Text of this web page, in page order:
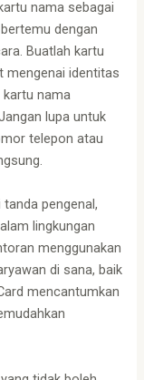
nama sebagai
dengan
Buatlah kartu
mengenai identitas
kartu nama
lupa untuk
telepon atau
pengenal,
lingkungan
menggunakan
di sana, baik
mencantumkan